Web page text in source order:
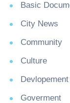
Basic
City News
Community
Culture
Devlopement
Goverment